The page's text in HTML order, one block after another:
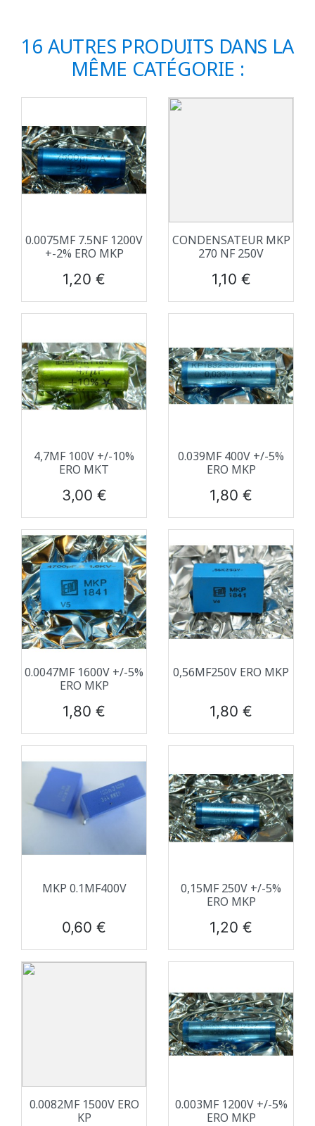
16 AUTRES PRODUITS DANS LA
MÊME CATÉGORIE :
0.0075ΜF 7.5NF 1200V
+-2% ERO MKP
Prix
1,20 €
CONDENSATEUR MKP
270 NF 250V
Prix
1,10 €
4,7ΜF 100V +/-10%
ERO MKT
Prix
3,00 €
0.039ΜF 400V +/-5%
ERO MKP
Prix
1,80 €
0.0047ΜF 1600V +/-5%
ERO MKP
Prix
1,80 €
0,56ΜF250V ERO MKP
Prix
1,80 €
MKP 0.1ΜF400V
Prix
0,60 €
0,15ΜF 250V +/-5%
ERO MKP
Prix
1,20 €
0.0082ΜF 1500V ERO
KP
0.003ΜF 1200V +/-5%
ERO MKP